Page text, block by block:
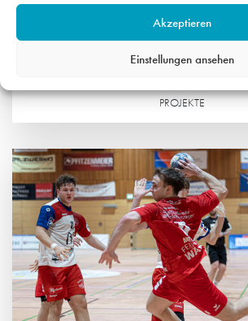
Akzeptieren
Einstellungen ansehen
7. AUGUST 2026
INKLUSION IM ALLTAG
PROJEKTE